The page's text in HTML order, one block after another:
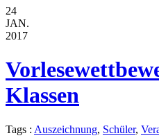
24
JAN.
2017
Klassen
Tags : Auszeichnung, Schüler,